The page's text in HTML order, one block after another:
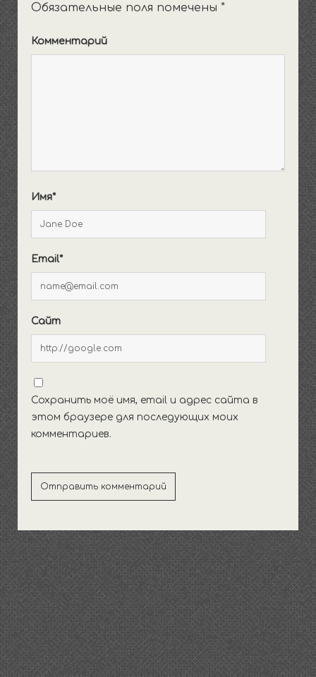
Обязательные поля помечены *
Комментарий
Имя*
Email*
Сайт
Сохранить моё имя, email и адрес сайта в
этом браузере для последующих моих
комментариев.